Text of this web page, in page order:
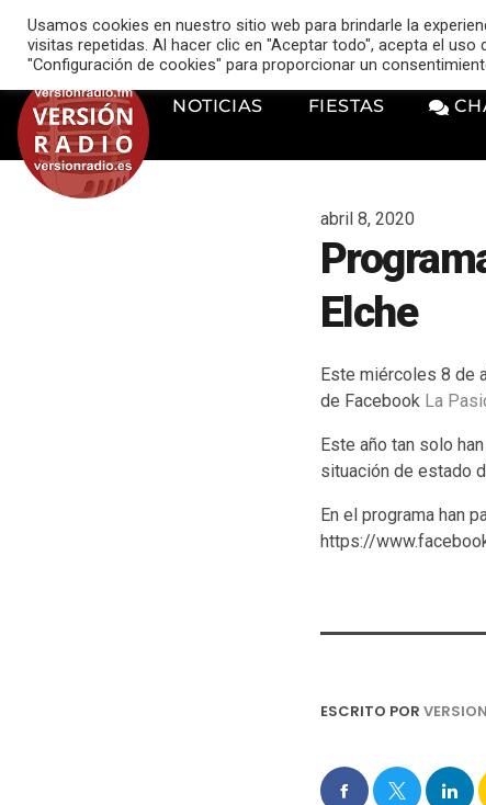
music_note VERSIÓN RADIO
NOTICIAS FIESTAS
abril 8, 2020
Elche
Este miércoles 8 de
de Facebook La
Este año tan solo
situación de estado
En el programa han
https://
ESCRITO POR
Usamos cookies en nuestro sitio web para brindarle la
visitas repetidas. Al hacer clic en "Aceptar todo", acepta el uso
"Configuración de cookies" para proporcionar un